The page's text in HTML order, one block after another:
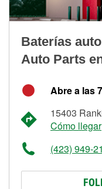
Baterías
Auto Parts
Abre a las
15403
Cómo llegar
(423) 949-